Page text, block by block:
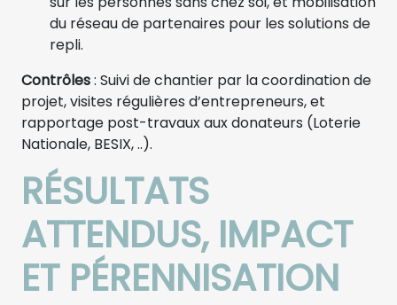
du réseau de partenaires pour les solutions de
repli.
Contrôles: Suivi de chantier par la coordination de
projet, visites régulières d’entrepreneurs, et
rapportage post-travaux aux donateurs (Loterie
Nationale, BESIX, ..).
RÉSULTATS
ATTENDUS, IMPACT
ET PÉRENNISATION